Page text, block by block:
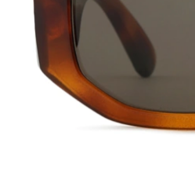
Larghezza
45 mm
Altezza lente